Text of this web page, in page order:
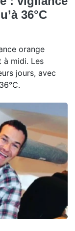
36°C
orange
à midi. Les
jours, avec